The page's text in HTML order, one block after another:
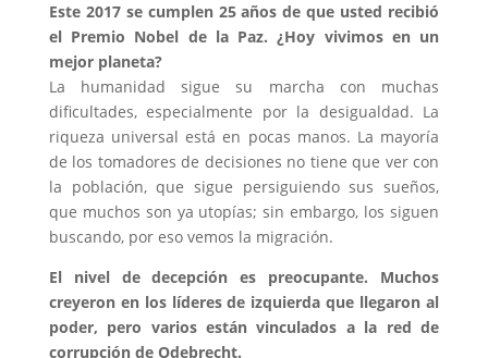
Este 2017 se cumplen 25 años de que usted recibió
el Premio Nobel de la Paz. ¿Hoy vivimos en un
mejor planeta?
La humanidad sigue su marcha con muchas
dificultades, especialmente por la desigualdad. La
riqueza universal está en pocas manos. La mayoría
de los tomadores de decisiones no tiene que ver con
la población, que sigue persiguiendo sus sueños,
que muchos son ya utopías; sin embargo, los siguen
buscando, por eso vemos la migración.
El nivel de decepción es preocupante. Muchos
creyeron en los líderes de izquierda que llegaron al
poder, pero varios están vinculados a la red de
corrupción de Odebrecht.